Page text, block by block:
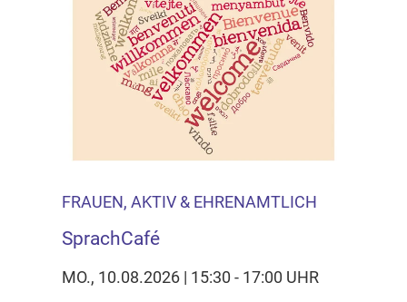
FRAUEN, AKTIV & EHRENAMTLICH
SprachCafé
MO., 10.08.2026 | 15:30 - 17:00 UHR